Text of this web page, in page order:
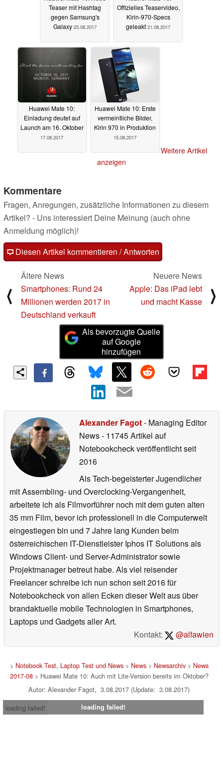
Teaser mit Hashtag
gegen Samsung's
Galaxy 25.08.2017
Offizielles Teaservideo,
Kirin-970-Specs
geleakt 21.08.2017
Huawei Mate 10:
Einladung deutet auf
Launch am 16. Oktober
17.08.2017
Huawei Mate 10: Erste
vermeintliche Bilder,
Kirin 970 in Produktion
15.08.2017
Weitere Artikel
anzeigen
Kommentare
Fragen, Anregungen, zusätzliche Informationen zu diesem
Artikel? - Uns interessiert Deine Meinung (auch ohne
Anmeldung möglich)!
Diesen Artikel kommentieren / Antworten
⟨
Ältere News
Smartphones: Rund 24
Millionen werden 2017 in
Deutschland verkauft
Neuere News
Apple: Das iPad lebt
und macht Kasse
⟩
Als bevorzugte Quelle
auf Google
hinzufügen
Alexander Fagot- Managing Editor
News- 11745 Artikel auf
Notebookcheck veröffentlichtseit
2016
Als Tech-begeisterter Jugendlicher
mit Assembling- und Overclocking-Vergangenheit,
arbeitete ich als Filmvorführer noch mit dem guten alten
35 mm Film, bevor ich professionell in die Computerwelt
eingestiegen bin und 7 Jahre lang Kunden beim
österreichischen IT-Dienstleister Iphos IT Solutions als
Windows Client- und Server-Administrator sowie
Projektmanager betreut habe. Als viel reisender
Freelancer schreibe ich nun schon seit 2016 für
Notebookcheck von allen Ecken dieser Welt aus über
brandaktuelle mobile Technologien in Smartphones,
Laptops und Gadgets aller Art.
Kontakt:
@alfawien
> Notebook Test, Laptop Test und News> News> Newsarchiv> News
2017-08> Huawei Mate 10: Auch mit Lite-Version bereits im Oktober?
Autor: Alexander Fagot, 3.08.2017 (Update: 3.08.2017)
loading failed!
loading failed!